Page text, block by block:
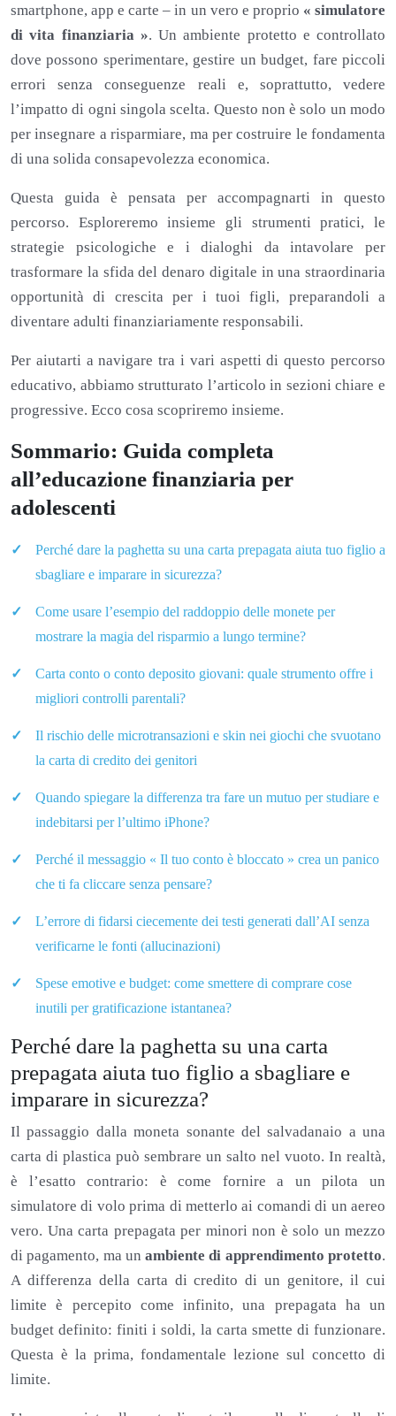
smartphone, app e carte – in un vero e proprio « simulatore
di vita finanziaria ». Un ambiente protetto e controllato
dove possono sperimentare, gestire un budget, fare piccoli
errori senza conseguenze reali e, soprattutto, vedere
l’impatto di ogni singola scelta. Questo non è solo un modo
per insegnare a risparmiare, ma per costruire le fondamenta
di una solida consapevolezza economica.
Questa guida è pensata per accompagnarti in questo
percorso. Esploreremo insieme gli strumenti pratici, le
strategie psicologiche e i dialoghi da intavolare per
trasformare la sfida del denaro digitale in una straordinaria
opportunità di crescita per i tuoi figli, preparandoli a
diventare adulti finanziariamente responsabili.
Per aiutarti a navigare tra i vari aspetti di questo percorso
educativo, abbiamo strutturato l’articolo in sezioni chiare e
progressive. Ecco cosa scopriremo insieme.
Sommario: Guida completa
all’educazione finanziaria per
adolescenti
Perché dare la paghetta su una carta prepagata aiuta tuo figlio a
sbagliare e imparare in sicurezza?
Come usare l’esempio del raddoppio delle monete per
mostrare la magia del risparmio a lungo termine?
Carta conto o conto deposito giovani: quale strumento offre i
migliori controlli parentali?
Il rischio delle microtransazioni e skin nei giochi che svuotano
la carta di credito dei genitori
Quando spiegare la differenza tra fare un mutuo per studiare e
indebitarsi per l’ultimo iPhone?
Perché il messaggio « Il tuo conto è bloccato » crea un panico
che ti fa cliccare senza pensare?
L’errore di fidarsi ciecemente dei testi generati dall’AI senza
verificarne le fonti (allucinazioni)
Spese emotive e budget: come smettere di comprare cose
inutili per gratificazione istantanea?
Perché dare la paghetta su una carta
prepagata aiuta tuo figlio a sbagliare e
imparare in sicurezza?
Il passaggio dalla moneta sonante del salvadanaio a una
carta di plastica può sembrare un salto nel vuoto. In realtà,
è l’esatto contrario: è come fornire a un pilota un
simulatore di volo prima di metterlo ai comandi di un aereo
vero. Una carta prepagata per minori non è solo un mezzo
di pagamento, ma unambiente di apprendimento protetto.
A differenza della carta di credito di un genitore, il cui
limite è percepito come infinito, una prepagata ha un
budget definito: finiti i soldi, la carta smette di funzionare.
Questa è la prima, fondamentale lezione sul concetto di
limite.